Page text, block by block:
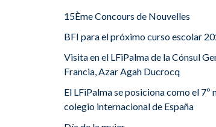
15Ème Concours de Nouvelles
BFI para el próximo curso escolar
Visita en el LFiPalma de la Cónsul
Francia, Azar Agah Ducrocq
El LFiPalma se posiciona como el 7º
colegio internacional de España